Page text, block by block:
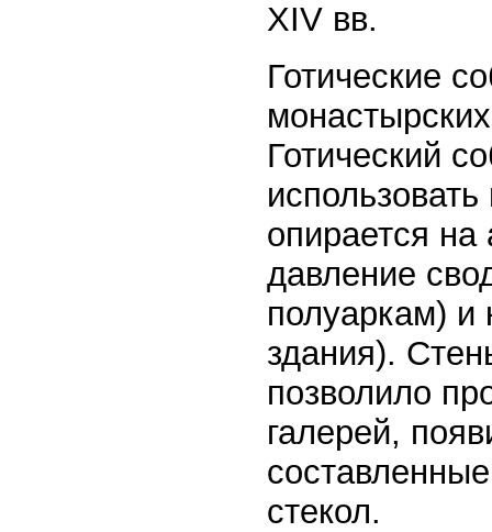
XIV вв.
Готические
Готический
опирается
давление
полуаркам)
здания).
позволило
галерей,
стекол.